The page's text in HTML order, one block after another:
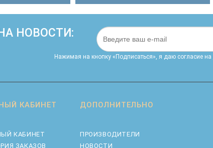
НОВОСТИ:
Нажимая на кнопку «Подписаться», я даю cогласие на
КАБИНЕТ
КАБИНЕТ
ЗАКАЗОВ
ДОПОЛНИТЕЛЬНО
ПРОИЗВОДИТЕЛИ
НОВОСТИ